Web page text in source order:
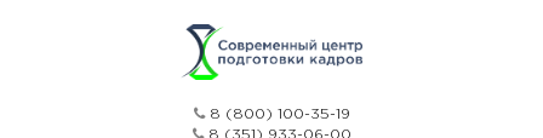
8 (800) 100-35-19
8 (351) 933-06-00